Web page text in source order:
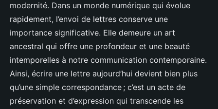
modernité. Dans un monde numérique qui évolue
rapidement, l’envoi de lettres conserve une
importance significative. Elle demeure un art
ancestral qui offre une profondeur et une beauté
intemporelles à notre communication contemporaine.
Ainsi, écrire une lettre aujourd’hui devient bien plus
qu’une simple correspondance ; c’est un acte de
préservation et d’expression qui transcende les